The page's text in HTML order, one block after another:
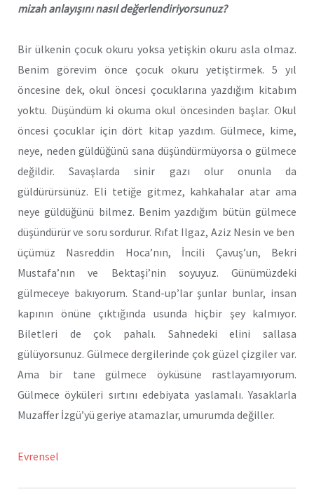
mizah anlayışını nasıl değerlendiriyorsunuz?
Bir ülkenin çocuk okuru yoksa yetişkin okuru asla olmaz.
Benim görevim önce çocuk okuru yetiştirmek. 5 yıl
öncesine dek, okul öncesi çocuklarına yazdığım kitabım
yoktu. Düşündüm ki okuma okul öncesinden başlar. Okul
öncesi çocuklar için dört kitap yazdım. Gülmece, kime,
neye, neden güldüğünü sana düşündürmüyorsa o gülmece
değildir. Savaşlarda sinir gazı olur onunla da
güldürürsünüz. Eli tetiğe gitmez, kahkahalar atar ama
neye güldüğünü bilmez. Benim yazdığım bütün gülmece
düşündürür ve soru sordurur. Rıfat Ilgaz, Aziz Nesin ve ben
üçümüz Nasreddin Hoca’nın, İncili Çavuş’un, Bekri
Mustafa’nın ve Bektaşi’nin soyuyuz. Günümüzdeki
gülmeceye bakıyorum. Stand-up’lar şunlar bunlar, insan
kapının önüne çıktığında usunda hiçbir şey kalmıyor.
Biletleri de çok pahalı. Sahnedeki elini sallasa
gülüyorsunuz. Gülmece dergilerinde çok güzel çizgiler var.
Ama bir tane gülmece öyküsüne rastlayamıyorum.
Gülmece öyküleri sırtını edebiyata yaslamalı. Yasaklarla
Muzaffer İzgü’yü geriye atamazlar, umurumda değiller.
Evrensel